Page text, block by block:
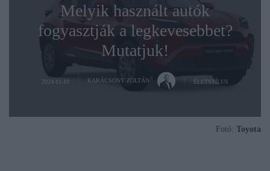
Melyik használt autók
fogyasztják a legkevesebbet?
Mutatjuk!
2024-11-10 KARÁCSONY ZOLTÁN ÉLETSTÍLUS
Fotó: Toyota